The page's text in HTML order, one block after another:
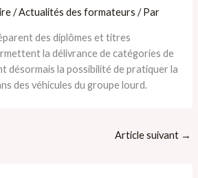
/Actualités des formateurs / Par
des diplômes et titres
la délivrance de catégories de
désormais la possibilité de pratiquer la
des véhicules du groupe lourd.
Article suivant →